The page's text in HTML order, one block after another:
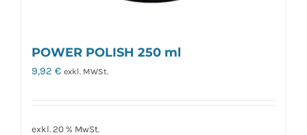
POWER POLISH 250 ml
9,92 € exkl. MWSt.
exkl. 20 % MwSt.